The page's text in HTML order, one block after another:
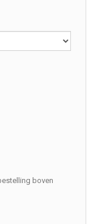
boven